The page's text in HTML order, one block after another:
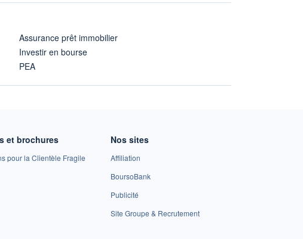
Assurance prêt immobilier
Investir en bourse
PEA
et brochures
pour la Clientèle Fragile
Nos sites
Affiliation
BoursoBank
Publicité
Site Groupe & Recrutement